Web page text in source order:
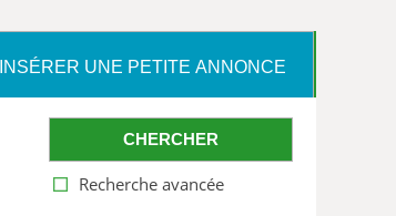
INSÉRER UNE PETITE ANNONCE
CHERCHER
Recherche avancée